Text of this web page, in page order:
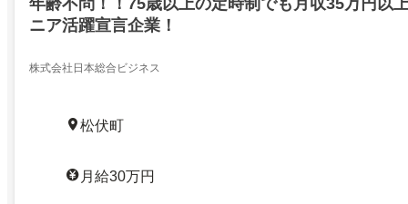
年齢不問！！75歳以上の定時制でも月収35万円以
ニア活躍宣言企業！
株式会社日本総合ビジネス
松伏町
月給30万円